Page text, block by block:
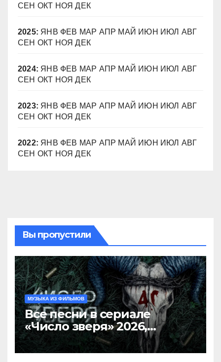
СЕН ОКТ НОЯ ДЕК
2025: ЯНВ ФЕВ МАР АПР МАЙ ИЮН ИЮЛ АВГ
СЕН ОКТ НОЯ ДЕК
2024: ЯНВ ФЕВ МАР АПР МАЙ ИЮН ИЮЛ АВГ
СЕН ОКТ НОЯ ДЕК
2023: ЯНВ ФЕВ МАР АПР МАЙ ИЮН ИЮЛ АВГ
СЕН ОКТ НОЯ ДЕК
2022: ЯНВ ФЕВ МАР АПР МАЙ ИЮН ИЮЛ АВГ
СЕН ОКТ НОЯ ДЕК
Вы пропустили
МУЗЫКА ИЗ ФИЛЬМОВ
Все песни в сериале
«Число зверя» 2026,
саундтрек слушать